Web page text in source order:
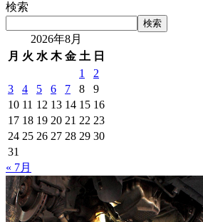
検索
検索
2026年8月
月 火 水 木 金 土 日
1
2
3
4 5 6 7 8
9
10 11 12 13 14 15 16
17 18 19 20 21 22 23
24 25 26 27 28 29 30
31
« 7月